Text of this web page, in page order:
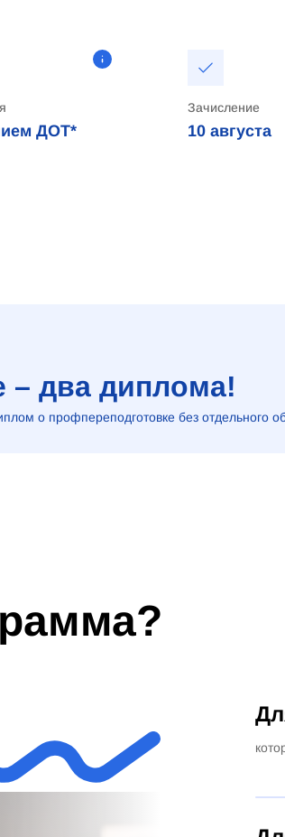
ДОТ*
Зачисление
10 августа
– два диплома!
о профпереподготовке без отдельного